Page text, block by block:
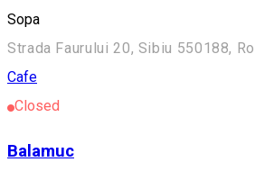
Sopa
Strada Faurului 20, Sibiu 550188,
Cafe
Closed
Balamuc